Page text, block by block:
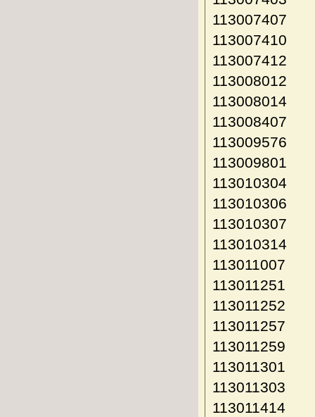
113007407
113007410
113007412
113008012
113008014
113008407
113009576
113009801
113010304
113010306
113010307
113010314
113011007
113011251
113011252
113011257
113011259
113011301
113011303
113011414